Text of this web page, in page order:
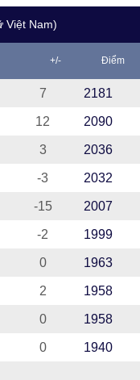
Việt Nam)
+/- Điểm
7 2181
12 2090
3 2036
-3 2032
-15 2007
-2 1999
0 1963
2 1958
0 1958
0 1940